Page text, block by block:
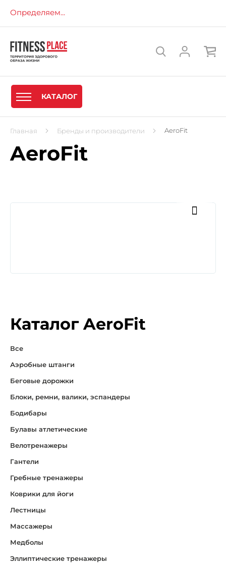
Определяем...
КАТАЛОГ
Главная Бренды и производители AeroFit
AeroFit
Каталог AeroFit
Все
Аэробные штанги
Беговые дорожки
Блоки, ремни, валики, эспандеры
Бодибары
Булавы атлетические
Велотренажеры
Гантели
Гребные тренажеры
Коврики для йоги
Лестницы
Массажеры
Медболы
Эллиптические тренажеры